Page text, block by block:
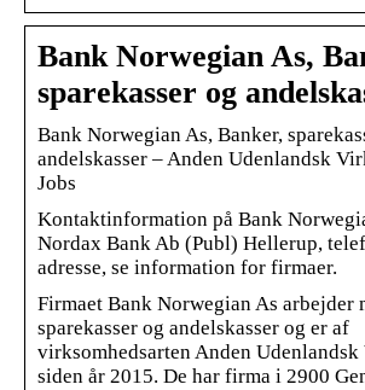
Bank Norwegian As,
sparekasser og
Bank Norwegian As, Banker,
andelskasser – Anden Udenlandsk
Jobs
Kontaktinformation på Bank
Nordax Bank Ab (Publ) Hellerup,
adresse, se information for firmaer.
Firmaet Bank Norwegian As arbejder
sparekasser og andelskasser og er af
virksomhedsarten Anden
siden år 2015. De har firma i 2900